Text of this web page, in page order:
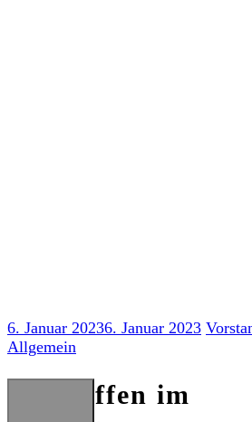
6. Januar 20236. Januar 2023
Allgemein
Fantreffen im